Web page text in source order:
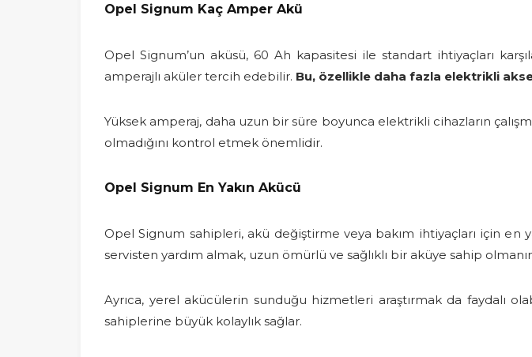
Opel Signum Kaç Amper Akü
Opel Signum’un aküsü, 60 Ah kapasitesi ile standart ihtiyaçları
amperajlı aküler tercih edebilir. Bu, özellikle daha fazla elektrikli
Yüksek amperaj, daha uzun bir süre boyunca elektrikli cihazların
olmadığını kontrol etmek önemlidir.
Opel Signum En Yakın Akücü
Opel Signum sahipleri, akü değiştirme veya bakım ihtiyaçları için en
servisten yardım almak, uzun ömürlü ve sağlıklı bir aküye sahip
Ayrıca, yerel akücülerin sunduğu hizmetleri araştırmak da faydalı
sahiplerine büyük kolaylık sağlar.